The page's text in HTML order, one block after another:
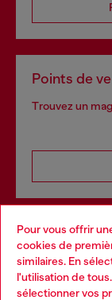
Pour vous offrir
cookies de
similaires. En
l'utilisation de
sélectionner vos
Points de
Trouvez un
Services
Découvrez
Choose your